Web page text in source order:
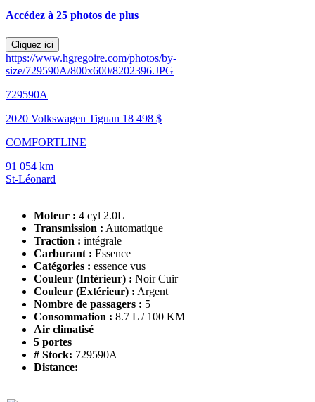
Accédez à 25 photos de plus
Cliquez ici
https://www.hgregoire.com/photos/by-
size/729590A/800x600/8202396.JPG
729590A
2020 Volkswagen Tiguan 18 498 $
COMFORTLINE
91 054 km
St-Léonard
Moteur : 4 cyl 2.0L
Transmission : Automatique
Traction : intégrale
Carburant : Essence
Catégories : essence vus
Couleur (Intérieur) : Noir Cuir
Couleur (Extérieur) : Argent
Nombre de passagers : 5
Consommation : 8.7 L / 100 KM
Air climatisé
5 portes
# Stock: 729590A
Distance: